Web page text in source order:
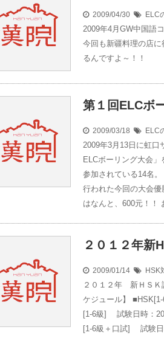
2009/04/30 ELC
2009年4月GW中国語
今回も新疆料理の店
るんですよ～！！
第１回ELCボ
2009/03/18 ELC
2009年3月13日に虹口
ELCボーリング大会
参加されている14名
行われた今回の大会
はなんと、600元！！
２０１２年新
2009/01/14 HSK
２０１２年 新ＨＳＫ
ケジュール】
[1-6級] 試験日時：
[1-6級＋口試] 試験